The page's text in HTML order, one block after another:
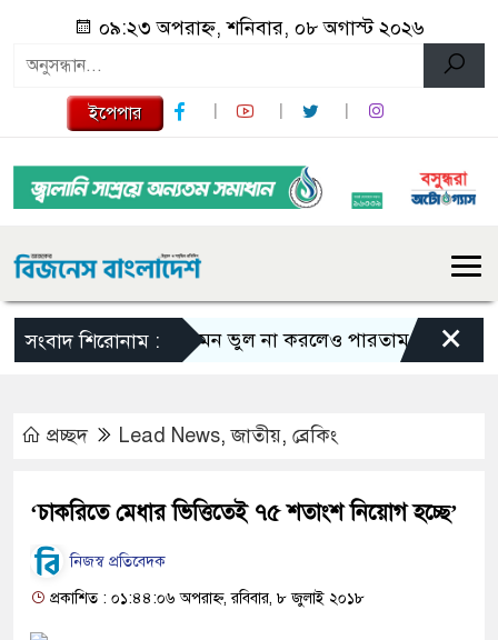
০৯:২৩ অপরাহ্ন, শনিবার, ০৮ অগাস্ট ২০২৬
ইপেপার
সংবাদ শিরোনাম :এমন ভুল না করলেও পারতাম : শাকিব খান
×
প্রচ্ছদ Lead News,জাতীয়, ব্রেকিং
‘চাকরিতে মেধার ভিত্তিতেই ৭৫ শতাংশ নিয়োগ হচ্ছে’
নিজস্ব প্রতিবেদক
প্রকাশিত : ০১:৪৪:০৬ অপরাহ্ন, রবিবার, ৮ জুলাই ২০১৮